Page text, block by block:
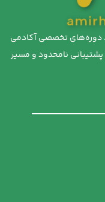
دوره‌های تخصصی آکادمی
پشتیبانی نامحدود و مسیر